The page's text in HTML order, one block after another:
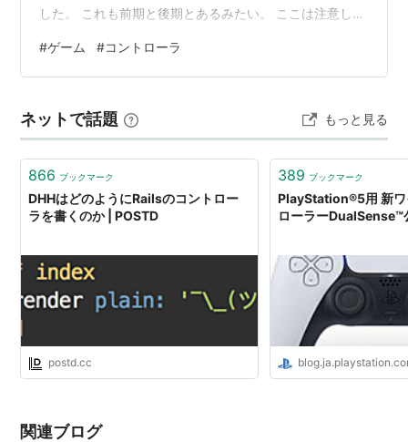
した。 これも前期と後期とあるみたい。 ここは注意して
Cは形状が違うのでコントローラの側を加工する必要があ
る。TYPE-Cの形状に合わせて削ります。削る道具は今回
交換作業が終わって、充電した。 無事充電できたので作
業完了。 PCに接続して、BF6を遊んだ。 無事接続出来た
ので…
#ゲーム #コントローラ
ネットで話題 もっと見る
866 ブックマーク
DHHはどのようにRailsのコントロー
ラを書くのか | POSTD
postd.cc
389 ブックマーク
PlayStation®5用 新ワ
ローラーDualSense™
関連ブログ